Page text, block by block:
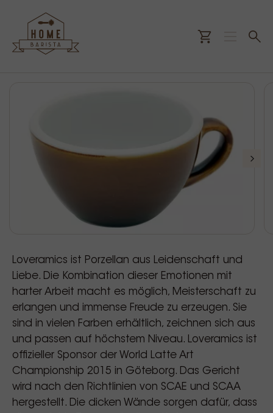
Loveramics ist Porzellan aus Leidenschaft und
Liebe. Die Kombination dieser Emotionen mit
harter Arbeit macht es möglich, Meisterschaft zu
erlangen und immense Freude zu erzeugen. Sie
sind in vielen Farben erhältlich, zeichnen sich aus
und passen auf höchstem Niveau. Loveramics ist
offizieller Sponsor der World Latte Art
Championship 2015 in Göteborg. Das Gericht
wird nach den Richtlinien von SCAE und SCAA
hergestellt. Die dicken Wände sorgen dafür, dass